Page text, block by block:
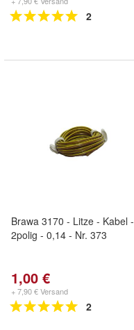
2
Brawa 3170 - Litze - Kabel -
2polig - 0,14 - Nr. 373
1,00 €
+ 7,90 € Versand
2